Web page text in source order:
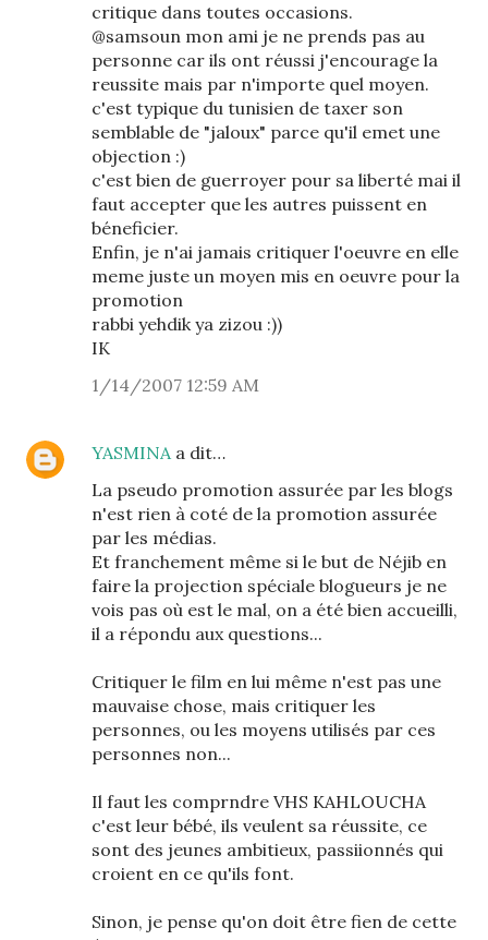
critique dans toutes occasions.
@samsoun mon ami je ne prends pas au
personne car ils ont réussi j'encourage la
reussite mais par n'importe quel moyen.
c'est typique du tunisien de taxer son
semblable de "jaloux" parce qu'il emet une
objection :)
c'est bien de guerroyer pour sa liberté mai il
faut accepter que les autres puissent en
béneficier.
Enfin, je n'ai jamais critiquer l'oeuvre en elle
meme juste un moyen mis en oeuvre pour la
promotion
rabbi yehdik ya zizou :))
IK
1/14/2007 12:59 AM
YASMINAa dit…
La pseudo promotion assurée par les blogs
n'est rien à coté de la promotion assurée
par les médias.
Et franchement même si le but de Néjib en
faire la projection spéciale blogueurs je ne
vois pas où est le mal, on a été bien accueilli,
il a répondu aux questions...
Critiquer le film en lui même n'est pas une
mauvaise chose, mais critiquer les
personnes, ou les moyens utilisés par ces
personnes non...
Il faut les comprndre VHS KAHLOUCHA
c'est leur bébé, ils veulent sa réussite, ce
sont des jeunes ambitieux, passiionnés qui
croient en ce qu'ils font.
Sinon, je pense qu'on doit être fien de cette